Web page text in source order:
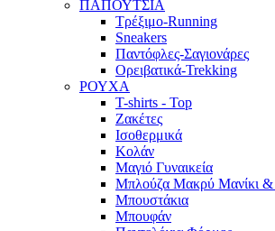
ΠΑΠΟΥΤΣΙΑ
Τρέξιμο-Running
Sneakers
Παντόφλες-Σαγιονάρες
Ορειβατικά-Trekking
ΡΟΥΧΑ
T-shirts - Top
Ζακέτες
Ισοθερμικά
Κολάν
Μαγιό Γυναικεία
Μπλούζα Μακρύ Μανίκι
Μπουστάκια
Μπουφάν